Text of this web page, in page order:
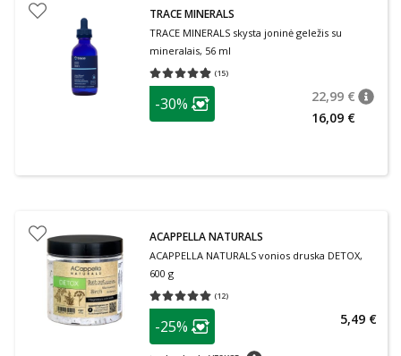
TRACE MINERALS
TRACE MINERALS skysta joninė geležis su
mineralais, 56 ml
(15)
Vidutinis įvertinimas 4.87
patarimas
Lojalumo klubo narių nuolaida
-30% 22,99 €
16,09 €
ACAPPELLA NATURALS
ACAPPELLA NATURALS vonios druska DETOX,
600 g
(12)
Vidutinis įvertinimas 5.00
patarimas
Lojalumo klubo narių nuolaida
-25%
patarimas
5,49 €